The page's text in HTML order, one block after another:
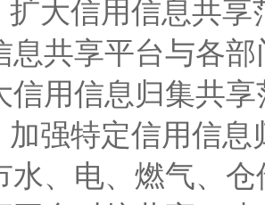
扩大信用信息共
息共享平台与各
信用信息归集共
加强特定信用信
水、电、燃气、